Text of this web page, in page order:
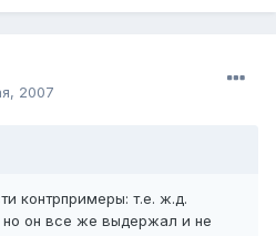
2007
контрпримеры: т.е. ж.д.
он все же выдержал и не